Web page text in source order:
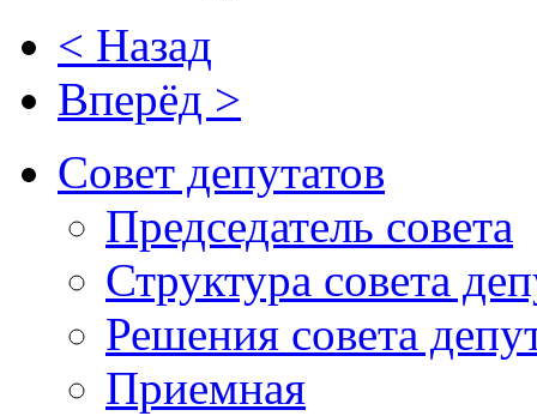
< Назад
Вперёд >
Совет депутатов
Председатель совета
Структура совета
Решения совета
Приемная